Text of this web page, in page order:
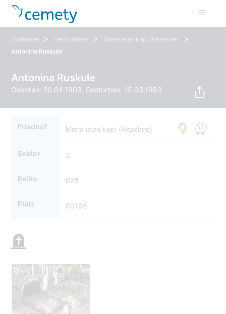
Startseite > Verstorbene > Miera ielas kapi (Rēzekne) >
Antonina Ruskule
Antonina Ruskule
Geboren: 20.04.1903, Gestorben: 15.03.1983
Friedhof Miera ielas kapi (Rēzekne)
Sektor 2
Reihe 028
Platz 00195